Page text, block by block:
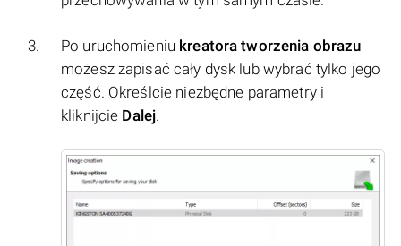
Po uruchomieniu kreatora tworzenia obrazu
możesz zapisać cały dysk lub wybrać tylko jego
część. Określcie niezbędne parametry i
kliknijcie Dalej.